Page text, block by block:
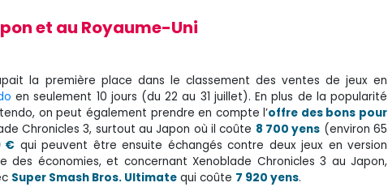
et au Royaume-Uni
la première place dans le classement des ventes de jeux en
en seulement 10 jours (du 22 au 31 juillet). En plus de la popularité
on peut également prendre en compte l’offre des bons pour
Chronicles 3, surtout au Japon où il coûte 8 700 yens (environ 65
€ qui peuvent être ensuite échangés contre deux jeux en version
des économies, et concernant Xenoblade Chronicles 3 au Japon,
Super Smash Bros. Ultimate qui coûte 7 920 yens.